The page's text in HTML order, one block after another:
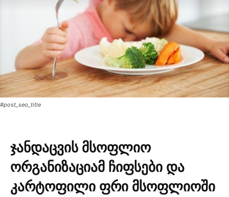
#post_seo_title
ჯანდაცვის მსოფლიო
ორგანიზაციამ ჩიფსები და
კარტოფილი ფრი მსოფლიოში